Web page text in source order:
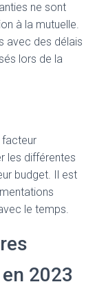
ne sont
à la mutuelle.
avec des délais
lors de la
facteur
les différentes
budget. Il est
le temps.
2023